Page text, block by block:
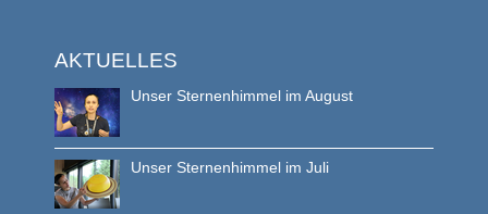
AKTUELLES
Unser Sternenhimmel im August
Unser Sternenhimmel im Juli